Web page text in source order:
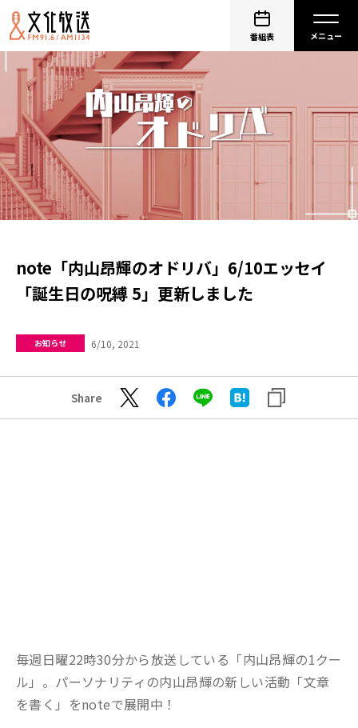
番組表
note「内山昂輝のオドリバ」6/10エッセイ
「誕生日の呪縛 5」更新しました
お知らせ 6/10, 2021
Share
毎週日曜22時30分から放送している「内山昂輝の1クー
ル」。パーソナリティの内山昂輝の新しい活動「文章
を書く」をnoteで展開中！